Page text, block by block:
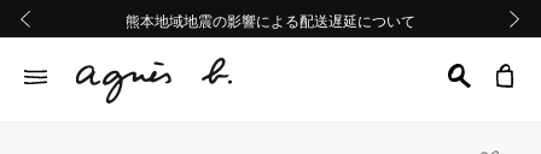
熊本地域地震の影響による配送遅延について
Summer Sale 2buy10%OFF!!
熊本地域地震の影響による配送遅延について
Summer Sale 2buy10%OFF!!